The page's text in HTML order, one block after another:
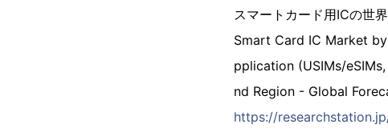
スマートカード用ICの世
Smart Card IC Market
pplication (USIMs/
nd Region - Global
https://